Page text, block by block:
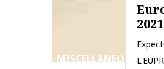
MISCELLANEOUS
2021